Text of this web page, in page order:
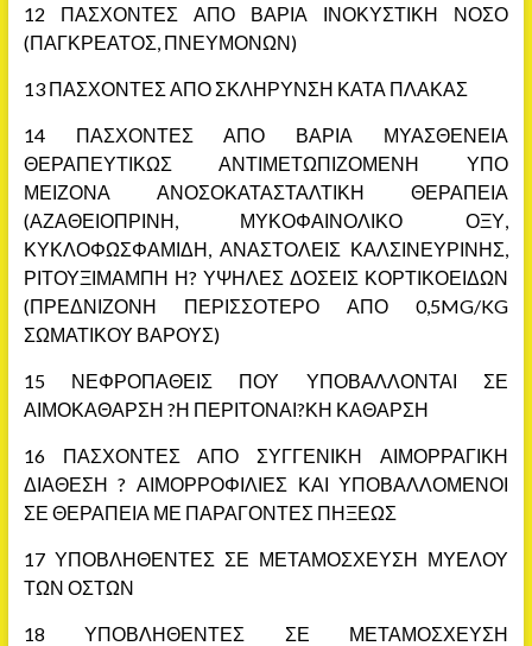
12 ΠΑΣΧΟΝΤΕΣ ΑΠΟ ΒΑΡΙΑ ΙΝΟΚΥΣΤΙΚΗ ΝΟΣΟ
(ΠΑΓΚΡΕΑΤΟΣ, ΠΝΕΥΜΟΝΩΝ)
13 ΠΑΣΧΟΝΤΕΣ ΑΠΟ ΣΚΛΗΡΥΝΣΗ ΚΑΤΑ ΠΛΑΚΑΣ
14 ΠΑΣΧΟΝΤΕΣ ΑΠΟ ΒΑΡΙΑ ΜΥΑΣΘΕΝΕΙΑ
ΘΕΡΑΠΕΥΤΙΚΩΣ ΑΝΤΙΜΕΤΩΠΙΖΟΜΕΝΗ ΥΠΟ
ΜΕΙΖΟΝΑ ΑΝΟΣΟΚΑΤΑΣΤΑΛΤΙΚΗ ΘΕΡΑΠΕΙΑ
(ΑΖΑΘΕΙΟΠΡΙΝΗ, ΜΥΚΟΦΑΙΝΟΛΙΚΟ ΟΞΥ,
ΚΥΚΛΟΦΩΣΦΑΜΙΔΗ, ΑΝΑΣΤΟΛΕΙΣ ΚΑΛΣΙΝΕΥΡΙΝΗΣ,
ΡΙΤΟΥΞΙΜΑΜΠΗ Η? ΥΨΗΛΕΣ ΔΟΣΕΙΣ ΚΟΡΤΙΚΟΕΙΔΩΝ
(ΠΡΕΔΝΙΖΟΝΗ ΠΕΡΙΣΣΟΤΕΡΟ ΑΠΟ 0,5MG/KG
ΣΩΜΑΤΙΚΟΥ ΒΑΡΟΥΣ)
15 ΝΕΦΡΟΠΑΘΕΙΣ ΠΟΥ ΥΠΟΒΑΛΛΟΝΤΑΙ ΣΕ
ΑΙΜΟΚΑΘΑΡΣΗ ?Η ΠΕΡΙΤΟΝΑΙ?ΚΗ ΚΑΘΑΡΣΗ
16 ΠΑΣΧΟΝΤΕΣ ΑΠΟ ΣΥΓΓΕΝΙΚΗ ΑΙΜΟΡΡΑΓΙΚΗ
ΔΙΑΘΕΣΗ ? ΑΙΜΟΡΡΟΦΙΛΙΕΣ ΚΑΙ ΥΠΟΒΑΛΛΟΜΕΝΟΙ
ΣΕ ΘΕΡΑΠΕΙΑ ΜΕ ΠΑΡΑΓΟΝΤΕΣ ΠΗΞΕΩΣ
17 ΥΠΟΒΛΗΘΕΝΤΕΣ ΣΕ ΜΕΤΑΜΟΣΧΕΥΣΗ ΜΥΕΛΟΥ
ΤΩΝ ΟΣΤΩΝ
18 ΥΠΟΒΛΗΘΕΝΤΕΣ ΣΕ ΜΕΤΑΜΟΣΧΕΥΣΗ